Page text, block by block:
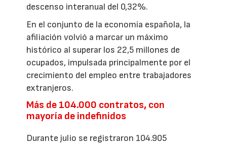
descenso interanual del 0,32%.
En el conjunto de la economía española, la
afiliación volvió a marcar un máximo
histórico al superar los 22,5 millones de
ocupados, impulsada principalmente por el
crecimiento del empleo entre trabajadores
extranjeros.
Más de 104.000 contratos, con
mayoría de indefinidos
Durante julio se registraron 104.905